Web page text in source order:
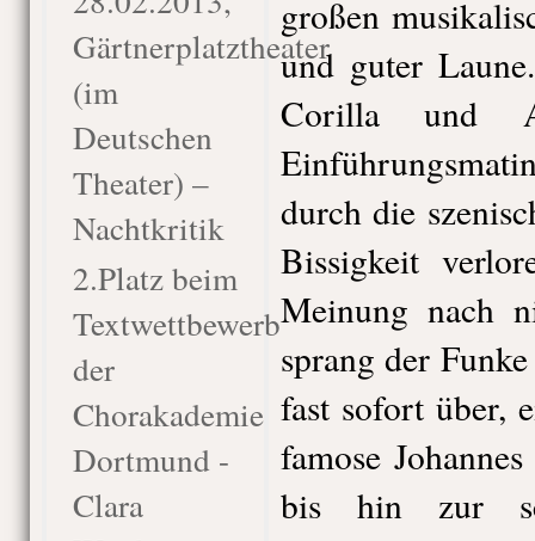
Gärtnerplatztheater
(im
Deutschen
Theater) –
Nachtkritik
2.Platz beim
Textwettbewerb
der
Chorakademie
Dortmund -
Clara
großen
und guter
Corilla und
durch die
Bissigkeit
Meinung nach
sprang der
fast sofort über,
famose
bis hin zur